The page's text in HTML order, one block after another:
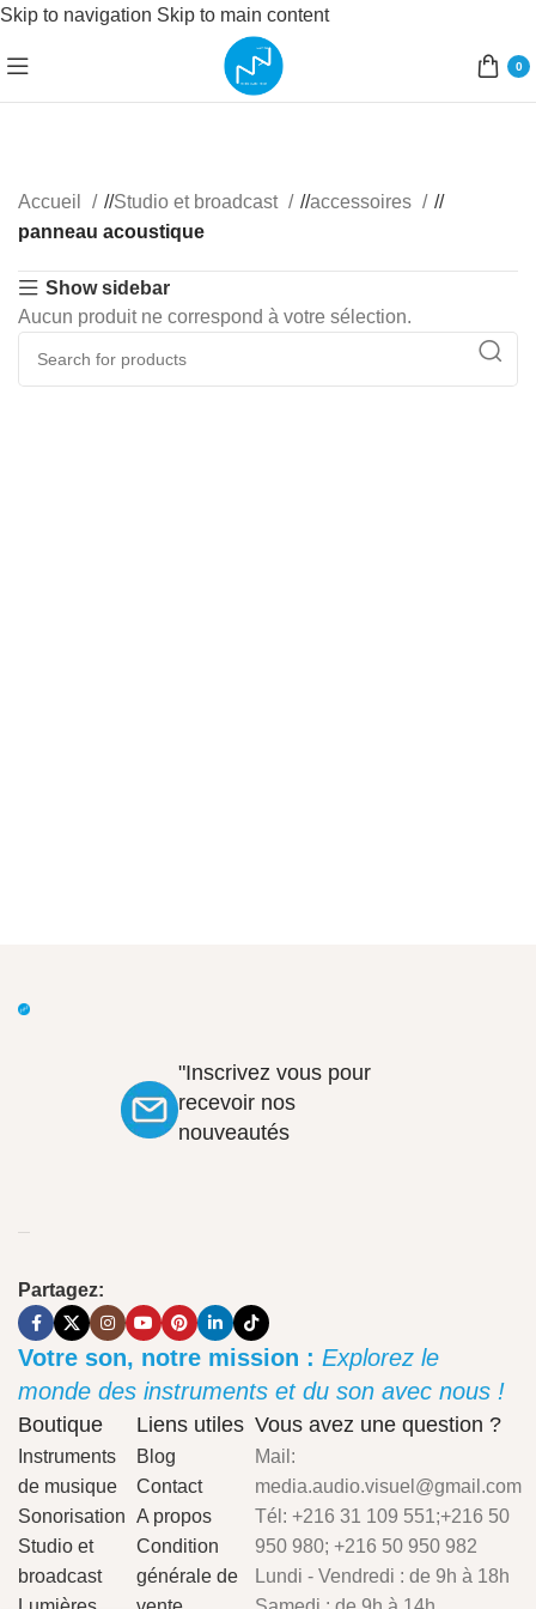
Skip to navigation Skip to main content
0
Accueil / Studio et broadcast / accessoires
/
panneau acoustique
Show sidebar
Aucun produit ne correspond à votre sélection.
"Inscrivez vous pour
recevoir nos
nouveautés
Partagez:
Votre son, notre mission : Explorez le
monde des instruments et du son avec nous !
Boutique
Instruments
de musique
Sonorisation
Studio et
broadcast
Liens utiles
Blog
Contact
A propos
Condition
générale de
Vous avez une question ?
Mail:
media.audio.visuel@gmail.com
Tél: +216 31 109 551;+216 50
950 980; +216 50 950 982
Lundi - Vendredi : de 9h à 18h